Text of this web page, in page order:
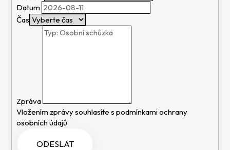
Datum
Čas
Zpráva
Vložením zprávy souhlasíte spodmínkami ochrany
osobních údajů